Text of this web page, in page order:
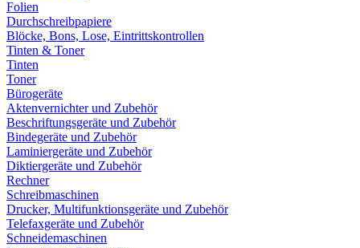
Folien
Durchschreibpapiere
Blöcke, Bons, Lose, Eintrittskontrollen
Tinten & Toner
Tinten
Toner
Bürogeräte
Aktenvernichter und Zubehör
Beschriftungsgeräte und Zubehör
Bindegeräte und Zubehör
Laminiergeräte und Zubehör
Diktiergeräte und Zubehör
Rechner
Schreibmaschinen
Drucker, Multifunktionsgeräte und Zubehör
Telefaxgeräte und Zubehör
Schneidemaschinen